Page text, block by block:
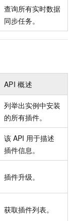
查询所有实时数据
同步任务。
API 概述
列举出实例中安装
的所有插件。
该 API 用于描述
插件信息。
插件升级。
获取插件列表。